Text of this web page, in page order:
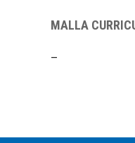
MALLA
–